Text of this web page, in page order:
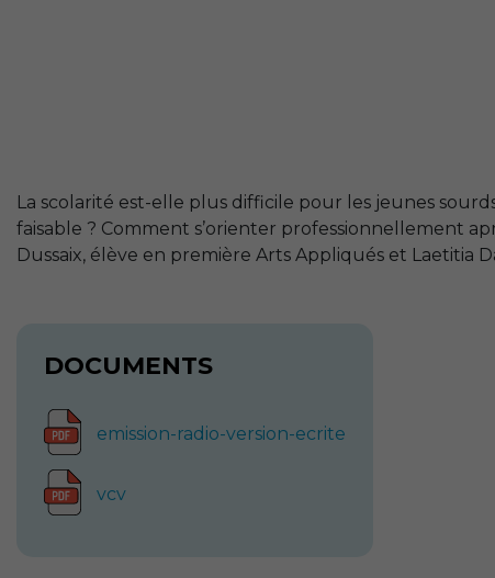
La scolarité est-elle plus difficile pour les jeunes
faisable ? Comment s’orienter professionnellement
Dussaix, élève en première Arts Appliqués et Laetitia
DOCUMENTS
emission-radio-version-ecrite
vcv